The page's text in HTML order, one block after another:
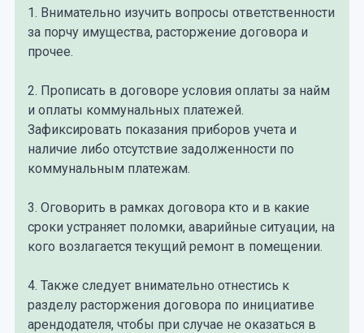
1. Внимательно изучить вопросы ответственности
за порчу имущества, расторжение договора и
прочее.
2. Прописать в договоре условия оплаты за найм
и оплаты коммунальных платежей.
Зафиксировать показания приборов учета и
наличие либо отсутствие задолженности по
коммунальным платежам.
3. Оговорить в рамках договора кто и в какие
сроки устраняет поломки, аварийные ситуации, на
кого возлагается текущий ремонт в помещении.
4. Также следует внимательно отнестись к
разделу расторжения договора по инициативе
арендодателя, чтобы при случае не оказаться в